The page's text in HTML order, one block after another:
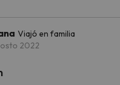
Viajó en familia
2022